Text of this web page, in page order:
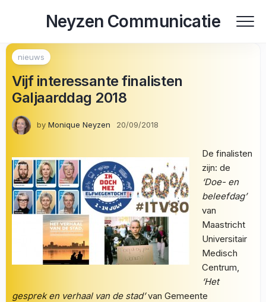
Neyzen Communicatie
nieuws
Vijf interessante finalisten
Galjaarddag 2018
by Monique Neyzen 20/09/2018
De finalisten
zijn: de
‘Doe- en
beleefdag’
van
Maastricht
Universitair
Medisch
Centrum,
‘Het
gesprek en verhaal van de stad’van Gemeente